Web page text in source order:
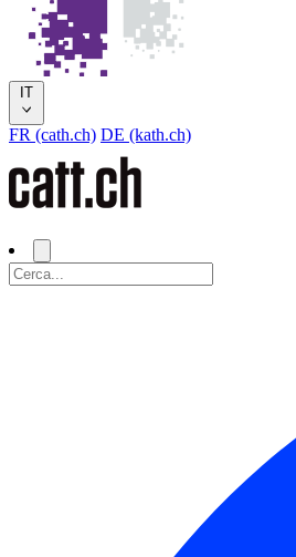
IT
FR (cath.ch) DE (kath.ch)